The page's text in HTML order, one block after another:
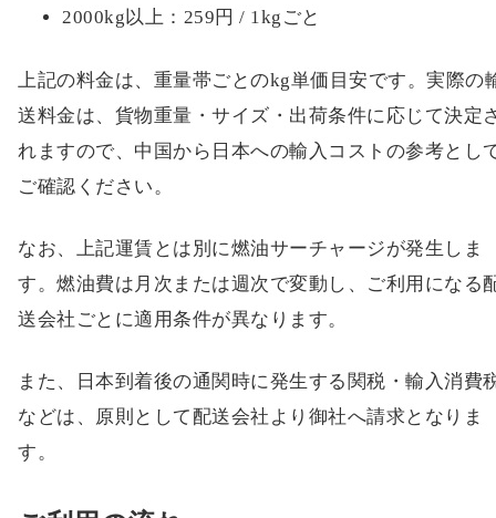
2000kg以上：259円 / 1kgごと
上記の料金は、重量帯ごとのkg単価目安です。実際の
送料金は、貨物重量・サイズ・出荷条件に応じて決定
れますので、中国から日本への輸入コストの参考とし
ご確認ください。
なお、上記運賃とは別に燃油サーチャージが発生しま
す。燃油費は月次または週次で変動し、ご利用になる
送会社ごとに適用条件が異なります。
また、日本到着後の通関時に発生する関税・輸入消費
などは、原則として配送会社より御社へ請求となりま
す。